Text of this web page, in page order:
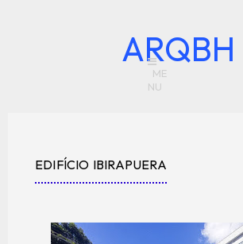
ARQBH
EDIFÍCIO IBIRAPUERA